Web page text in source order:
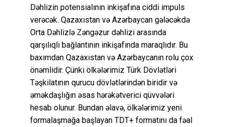
Dəhlizin potensialının inkişafına ciddi impuls
verəcək. Qazaxıstan və Azərbaycan gələcəkdə
Orta Dəhlizlə Zəngəzur dəhlizi arasında
qarşılıqlı bağlantının inkişafında maraqlıdır. Bu
baxımdan Qazaxıstan və Azərbaycanın rolu çox
önəmlidir. Çünki ölkələrimiz Türk Dövlətləri
Təşkilatının qurucu dövlətlərindən biridir və
əməkdaşlığın əsas hərəkətverici qüvvələri
hesab olunur. Bundan əlavə, ölkələrimiz yeni
formalaşmağa başlayan TDT+ formatını da fəal